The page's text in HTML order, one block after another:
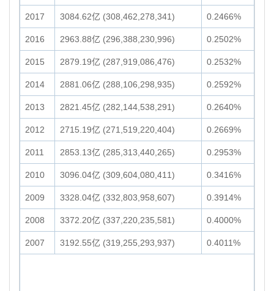
2017 3084.62亿 (308,462,278,341) 0.2466%
2016 2963.88亿 (296,388,230,996) 0.2502%
2015 2879.19亿 (287,919,086,476) 0.2532%
2014 2881.06亿 (288,106,298,935) 0.2592%
2013 2821.45亿 (282,144,538,291) 0.2640%
2012 2715.19亿 (271,519,220,404) 0.2669%
2011 2853.13亿 (285,313,440,265) 0.2953%
2010 3096.04亿 (309,604,080,411) 0.3416%
2009 3328.04亿 (332,803,958,607) 0.3914%
2008 3372.20亿 (337,220,235,581) 0.4000%
2007 3192.55亿 (319,255,293,937) 0.4011%